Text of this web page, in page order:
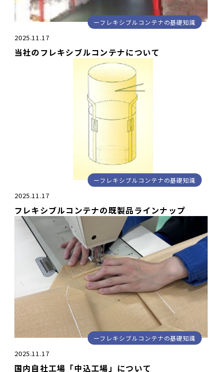
フレキシブルコンテナの基礎知識
2025.11.17
当社のフレキシブルコンテナについて
フレキシブルコンテナの基礎知識
2025.11.17
フレキシブルコンテナの既製品ラインナップ
フレキシブルコンテナの基礎知識
2025.11.17
国内自社工場「中込工場」について